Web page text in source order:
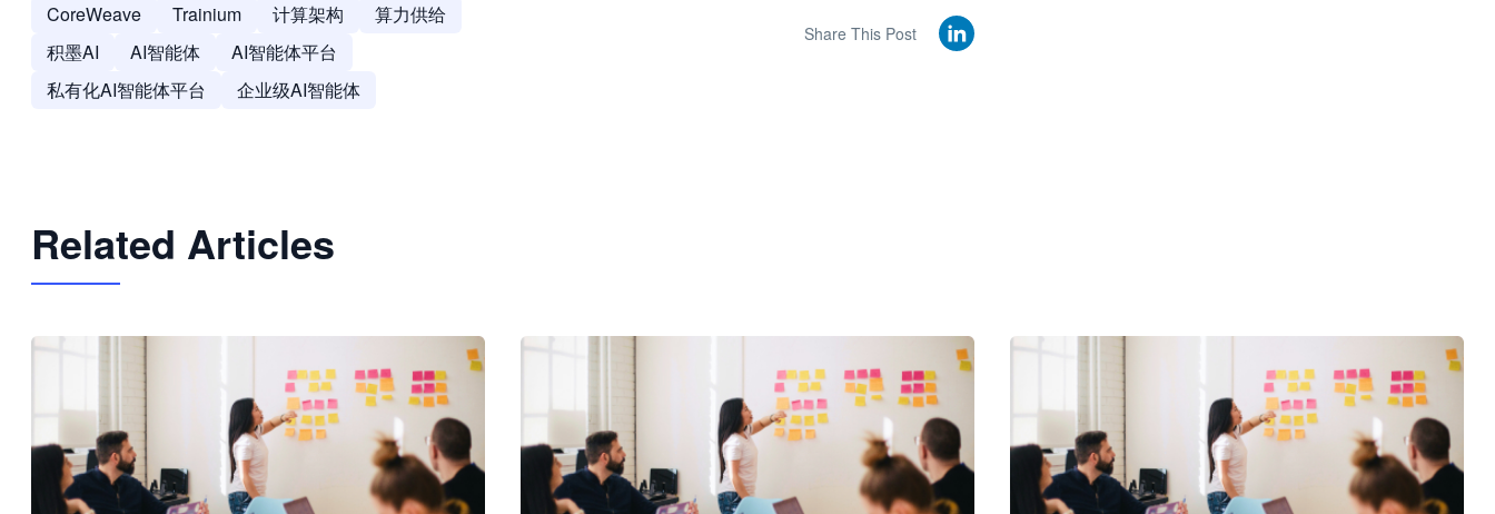
CoreWeave
Trainium 计算架构
算力供给
积墨AI
AI智能体
AI智能体平台
私有化AI智能体平台
企业级AI智能体
Share This Post
Related Articles